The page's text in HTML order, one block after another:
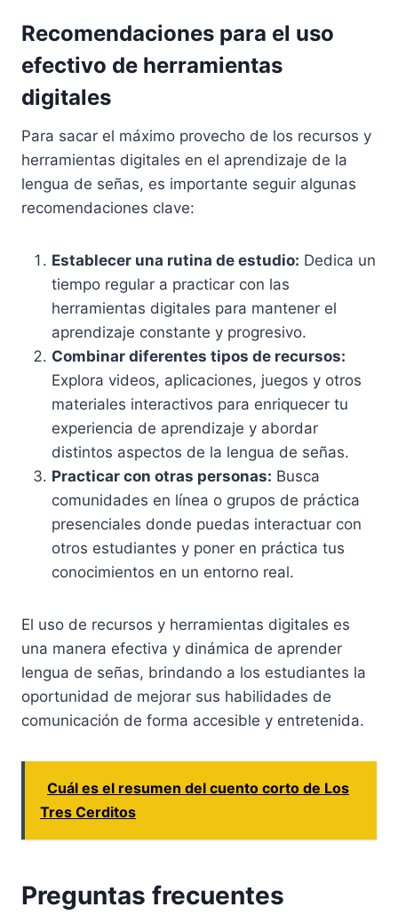
Recomendaciones para el uso
efectivo de herramientas
digitales
Para sacar el máximo provecho de los recursos y
herramientas digitales en el aprendizaje de la
lengua de señas, es importante seguir algunas
recomendaciones clave:
Establecer una rutina de estudio: Dedica un
tiempo regular a practicar con las
herramientas digitales para mantener el
aprendizaje constante y progresivo.
Combinar diferentes tipos de recursos:
Explora videos, aplicaciones, juegos y otros
materiales interactivos para enriquecer tu
experiencia de aprendizaje y abordar
distintos aspectos de la lengua de señas.
Practicar con otras personas: Busca
comunidades en línea o grupos de práctica
presenciales donde puedas interactuar con
otros estudiantes y poner en práctica tus
conocimientos en un entorno real.
El uso de recursos y herramientas digitales es
una manera efectiva y dinámica de aprender
lengua de señas, brindando a los estudiantes la
oportunidad de mejorar sus habilidades de
comunicación de forma accesible y entretenida.
Cuál es el resumen del cuento corto de Los
Tres Cerditos
Preguntas frecuentes